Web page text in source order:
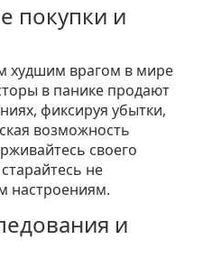
покупки и
худшим врагом в мире
в панике продают
фиксируя убытки,
возможность
своего
не
настроениям.
и